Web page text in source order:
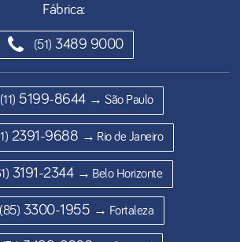
Fábrica:
(51) 3489 9000
(11) 5199-8644 → São Paulo
2391-9688 → Rio de Janeiro
3191-2344 → Belo Horizonte
(85) 3300-1955 → Fortaleza